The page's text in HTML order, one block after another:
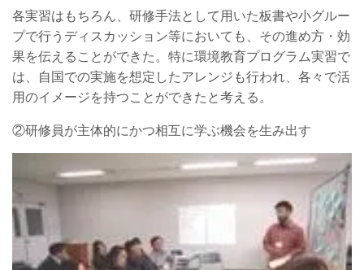
各実習はもちろん、研修手法として用いた板書や小グルー
プで行うディスカッション等においても、その進め方・効
果を伝えることができた。特に環境教育プログラム実習で
は、自国での実施を想定したアレンジも行われ、各々で活
用のイメージを持つことができたと考える。
②研修員が主体的にかつ相互に学ぶ機会を生み出す